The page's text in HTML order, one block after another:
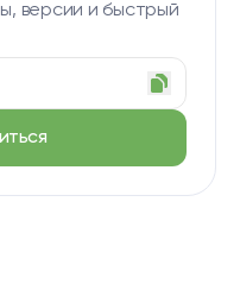
версии и быстрый